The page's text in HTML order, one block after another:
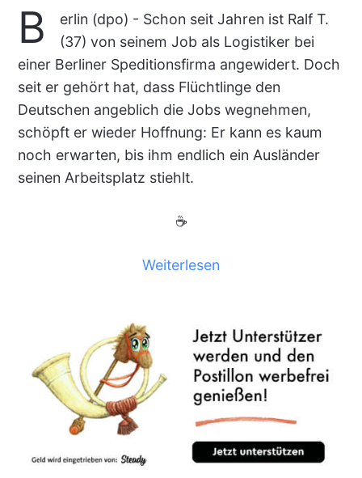
B
erlin (dpo) - Schon seit Jahren ist Ralf T.
(37) von seinem Job als Logistiker bei
einer Berliner Speditionsfirma angewidert. Doch
seit er gehört hat, dass Flüchtlinge den
Deutschen angeblich die Jobs wegnehmen,
schöpft er wieder Hoffnung: Er kann es kaum
noch erwarten, bis ihm endlich ein Ausländer
seinen Arbeitsplatz stiehlt.
☕
Weiterlesen